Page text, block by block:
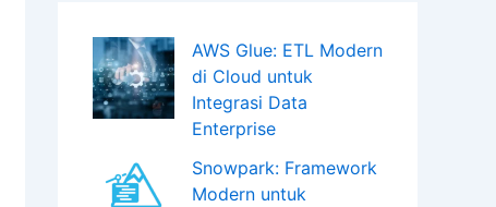
AWS Glue: ETL Modern
di Cloud untuk
Integrasi Data
Enterprise
Snowpark: Framework
Modern untuk